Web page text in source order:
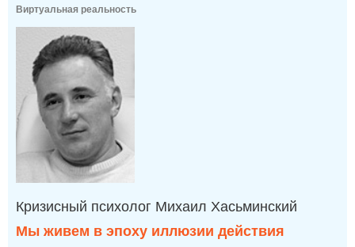
Виртуальная реальность
Кризисный психолог Михаил Хасьминский
Мы живем в эпоху иллюзии действия